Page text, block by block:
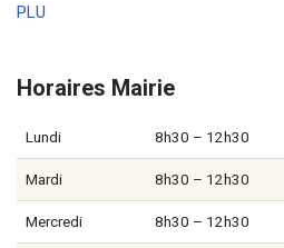
PLU
Horaires Mairie
Lundi 8h30 – 12h30
Mardi 8h30 – 12h30
Mercredi 8h30 – 12h30